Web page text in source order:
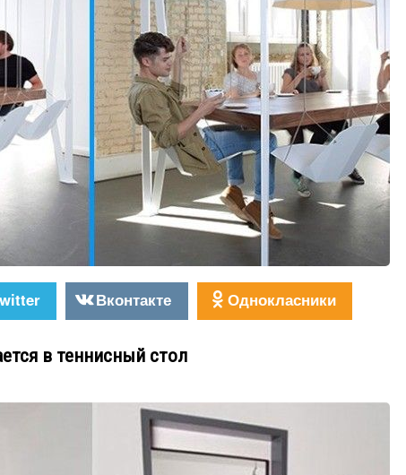
Вконтакте Однокласники
в теннисный стол